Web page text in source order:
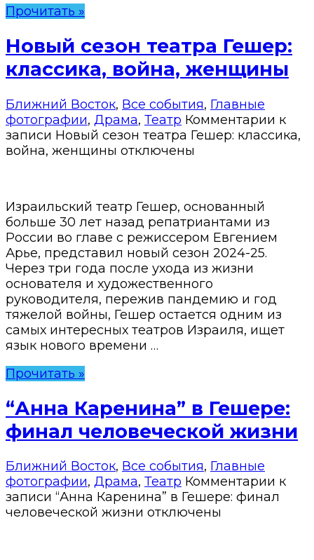
Прочитать »
Новый сезон театра Гешер:
классика, война, женщины
Ближний Восток, Все события, Главные
фотографии, Драма, Театр Комментарии к
записи Новый сезон театра Гешер: классика,
война, женщины отключены
Израильский театр Гешер, основанный
больше 30 лет назад репатриантами из
России во главе с режиссером Евгением
Арье, представил новый сезон 2024-25.
Через три года после ухода из жизни
основателя и художественного
руководителя, пережив пандемию и год
тяжелой войны, Гешер остается одним из
самых интересных театров Израиля, ищет
язык нового времени …
Прочитать »
“Анна Каренина” в Гешере:
финал человеческой жизни
Ближний Восток, Все события, Главные
фотографии, Драма, Театр Комментарии к
записи “Анна Каренина” в Гешере: финал
человеческой жизни отключены